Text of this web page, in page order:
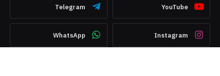
YouTube
Telegram
Instagram
WhatsApp